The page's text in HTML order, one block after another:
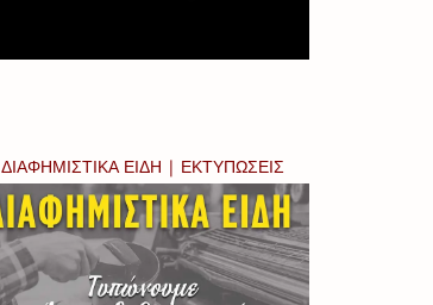
ΔΙΑΦΗΜΙΣΤΙΚΑ ΕΙΔΗ | ΕΚΤΥΠΩΣΕΙΣ